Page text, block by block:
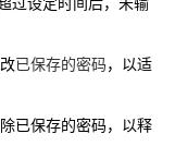
过设定时间后，未输
已保存的密码，以适
已保存的密码，以释